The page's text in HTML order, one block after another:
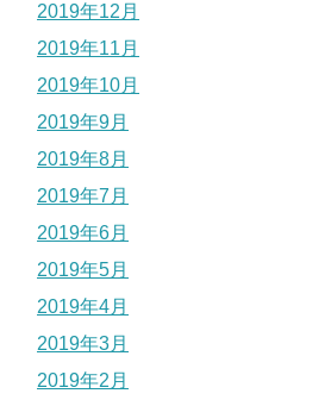
2019年12月
2019年11月
2019年10月
2019年9月
2019年8月
2019年7月
2019年6月
2019年5月
2019年4月
2019年3月
2019年2月